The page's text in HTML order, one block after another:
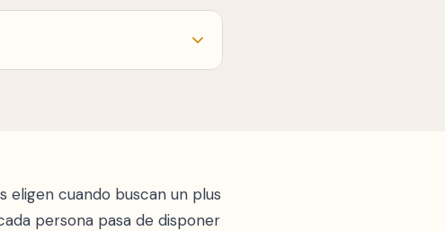
2,8 m de ancho de
para mesillas y paso.
eligen cuando buscan un plus
persona pasa de disponer